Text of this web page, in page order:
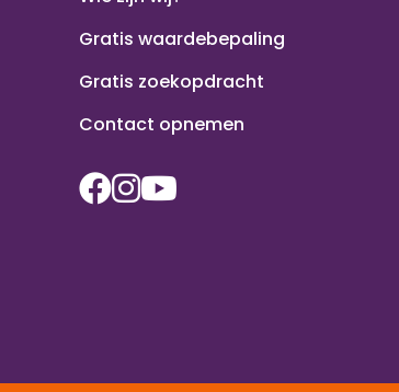
Gratis waardebepaling
Gratis zoekopdracht
Contact opnemen